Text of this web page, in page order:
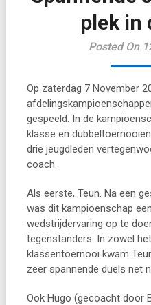
plek in
Posted On
Op zaterdag 7 November
gespeeld. In de
klasse en
drie jeugdleden
coach.
Als eerste, Teun. Na een
was dit kampioenschap
wedstrijdervaring op te
tegenstanders. In zowel
klassentoernooi kwam
zeer spannende duels net
Ook Hugo (gecoacht door